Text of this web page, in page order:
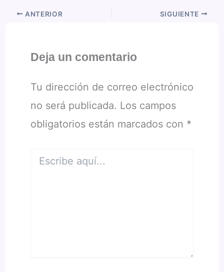
ANTERIOR SIGUIENTE
Deja un comentario
Tu dirección de correo electrónico
no será publicada. Los campos
obligatorios están marcados con *
aquí...